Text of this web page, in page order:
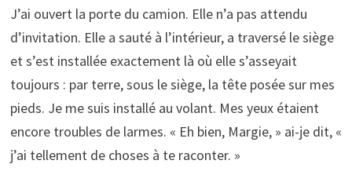
J’ai ouvert la porte du camion. Elle n’a pas attendu
d’invitation. Elle a sauté à l’intérieur, a traversé le siège
et s’est installée exactement là où elle s’asseyait
toujours : par terre, sous le siège, la tête posée sur mes
pieds. Je me suis installé au volant. Mes yeux étaient
encore troubles de larmes. « Eh bien, Margie, » ai-je dit, «
j’ai tellement de choses à te raconter. »